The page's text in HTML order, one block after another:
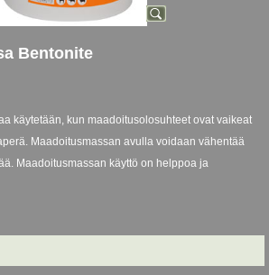
Bentonite
käytetään, kun maadoitusolosuhteet ovat vaikeat
Maadoitusmassan avulla voidaan vähentää
Maadoitusmassan käyttö on helppoa ja